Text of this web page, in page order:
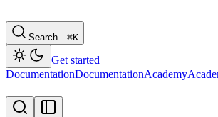
Search…⌘K
Get started
DocumentationDocumentationAcademy